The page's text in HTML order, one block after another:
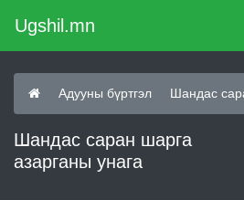
Ugshil.mn
Адууны бүртгэл Шандас
Шандас саран шарга
азарганы унага